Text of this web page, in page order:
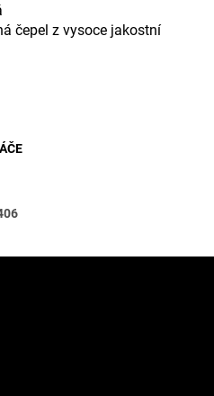
čepel z vysoce jakostní